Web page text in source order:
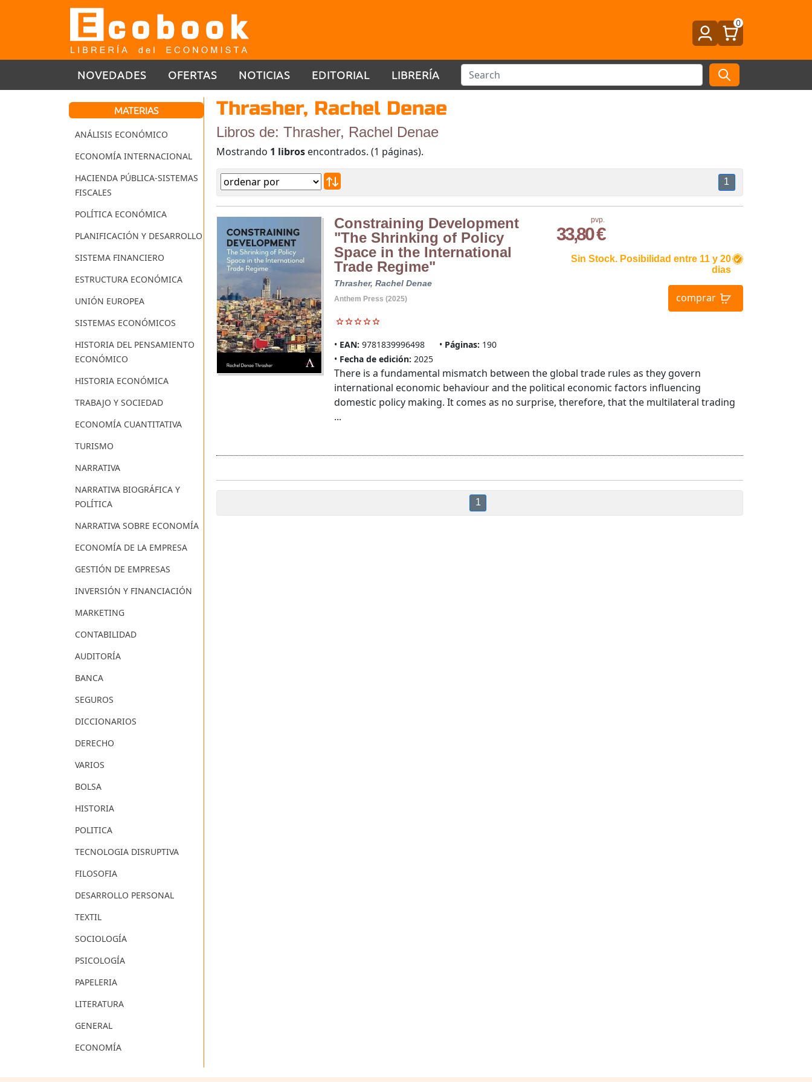
0
NOVEDADES OFERTAS NOTICIAS EDITORIAL LIBRERÍA
MATERIAS
ANÁLISIS ECONÓMICO
ECONOMÍA INTERNACIONAL
HACIENDA PÚBLICA-SISTEMAS
FISCALES
POLÍTICA ECONÓMICA
PLANIFICACIÓN Y DESARROLLO
SISTEMA FINANCIERO
ESTRUCTURA ECONÓMICA
UNIÓN EUROPEA
SISTEMAS ECONÓMICOS
HISTORIA DEL PENSAMIENTO
ECONÓMICO
HISTORIA ECONÓMICA
TRABAJO Y SOCIEDAD
ECONOMÍA CUANTITATIVA
TURISMO
NARRATIVA
NARRATIVA BIOGRÁFICA Y
POLÍTICA
NARRATIVA SOBRE ECONOMÍA
ECONOMÍA DE LA EMPRESA
GESTIÓN DE EMPRESAS
INVERSIÓN Y FINANCIACIÓN
MARKETING
CONTABILIDAD
AUDITORÍA
BANCA
SEGUROS
DICCIONARIOS
DERECHO
VARIOS
BOLSA
HISTORIA
POLITICA
TECNOLOGIA DISRUPTIVA
FILOSOFIA
DESARROLLO PERSONAL
TEXTIL
SOCIOLOGÍA
PSICOLOGÍA
PAPELERIA
LITERATURA
GENERAL
ECONOMÍA
Thrasher, Rachel Denae
Libros de: Thrasher, Rachel Denae
Mostrando 1 libros encontrados. (1 páginas).
1
Constraining Development
"The Shrinking of Policy
Space in the International
Trade Regime"
Thrasher, Rachel Denae
Anthem Press (2025)
EAN: 9781839996498 Páginas: 190
Fecha de edición: 2025
pvp.
33,80 €
Sin Stock. Posibilidad entre 11 y 20
dias
comprar
There is a fundamental mismatch between the global trade rules as they govern
international economic behaviour and the political economic factors influencing
domestic policy making. It comes as no surprise, therefore, that the multilateral trading
...
1